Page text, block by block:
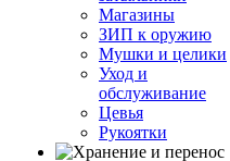
Магазины
ЗИП к оружию
Мушки и целики
Уход и
обслуживание
Цевья
Рукоятки